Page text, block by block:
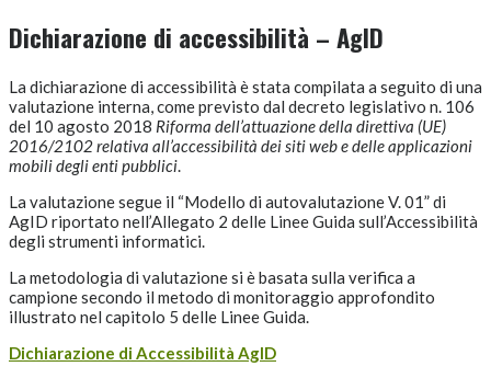
Dichiarazione di accessibilità – AgID
La dichiarazione di accessibilità è stata compilata a seguito di una
valutazione interna, come previsto dal decreto legislativo n. 106
del 10 agosto 2018 Riforma dell’attuazione della direttiva (UE)
2016/2102 relativa all’accessibilità dei siti web e delle applicazioni
mobili degli enti pubblici.
La valutazione segue il “Modello di autovalutazione V. 01” di
AgID riportato nell’Allegato 2 delle Linee Guida sull’Accessibilità
degli strumenti informatici.
La metodologia di valutazione si è basata sulla verifica a
campione secondo il metodo di monitoraggio approfondito
illustrato nel capitolo 5 delle Linee Guida.
Dichiarazione di Accessibilità AgID